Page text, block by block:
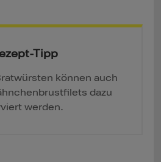
Tipp
können auch
dazu
werden.